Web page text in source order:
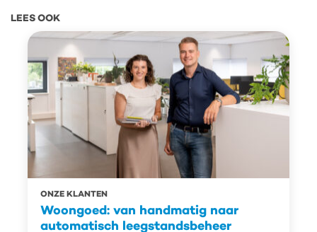
LEES OOK
ONZE KLANTEN
Woongoed: van handmatig naar
automatisch leegstandsbeheer